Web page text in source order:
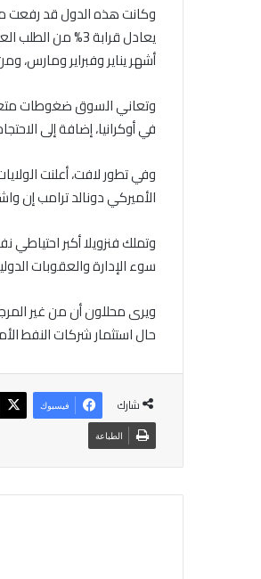
يعادل قرابة 3%
أشهر يناير وفبراير ومارس،
وتعاني السوق ضغوطات
في أوكرانيا، إضافة إلى
وفي تطور لافت، أعلنت
الأميركي دونالد ترامب إن
وتملك فنزويلا أكبر
سوء الإدارة والعقوبات
ويرى محللون أن من غير
حال استثمار شركات النفط
شارك فيسبوك
الطباعة